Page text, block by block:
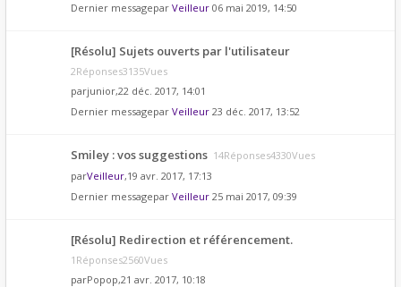
Dernier messagepar Veilleur 06 mai 2019, 14:50
[Résolu] Sujets ouverts par l'utilisateur
2Réponses3135Vues
parjunior,22 déc. 2017, 14:01
Dernier messagepar Veilleur 23 déc. 2017, 13:52
Smiley : vos suggestions 14Réponses4330Vues
parVeilleur,19 avr. 2017, 17:13
Dernier messagepar Veilleur 25 mai 2017, 09:39
[Résolu] Redirection et référencement.
1Réponses2560Vues
parPopop,21 avr. 2017, 10:18